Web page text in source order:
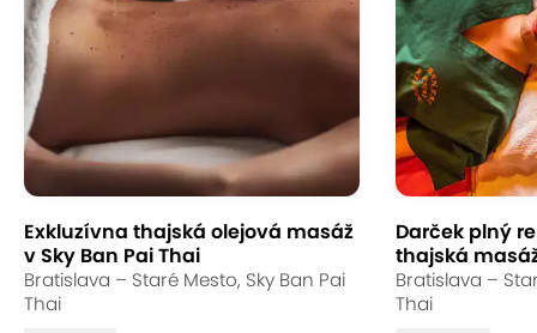
Exkluzívna thajská olejová masáž
v Sky Ban Pai Thai
Bratislava – Staré Mesto, Sky Ban Pai
Thai
Darček plný
thajská
Bratislava –
Thai